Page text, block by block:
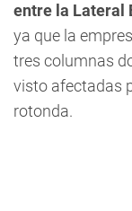
entre la Lateral
ya que la
tres columnas
visto afectadas
rotonda.